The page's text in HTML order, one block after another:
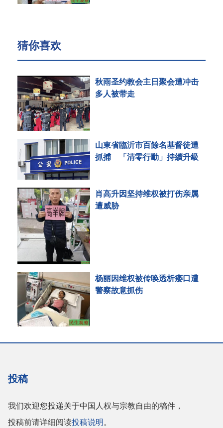
猜你喜欢
秋雨圣约教会主日聚会遭冲击
多人被带走
山東省臨沂市百餘名基督徒遭
抓捕 「清零行動」持續升級
肖高升因坚持维权被打伤亲属
遭威胁
杨丽因维权被传唤透析瘘口遭
警察故意抓伤
投稿
我们欢迎您投递关于中国人权与宗教自由的稿件，
投稿前请详细阅读投稿说明。